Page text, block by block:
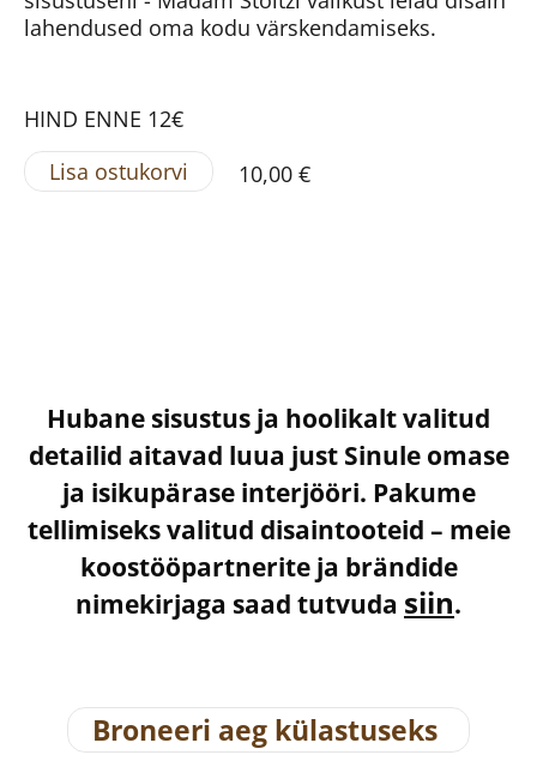
lahendused oma kodu värskendamiseks.
HIND ENNE 12€
Lisa ostukorvi
10,00 €
Hubane sisustus ja hoolikalt valitud
detailid aitavad luua just Sinule omase
ja isikupärase interjööri. Pakume
tellimiseks valitud disaintooteid – meie
koostööpartnerite ja brändide
nimekirjaga saad tutvuda siin.
Broneeri aeg külastuseks